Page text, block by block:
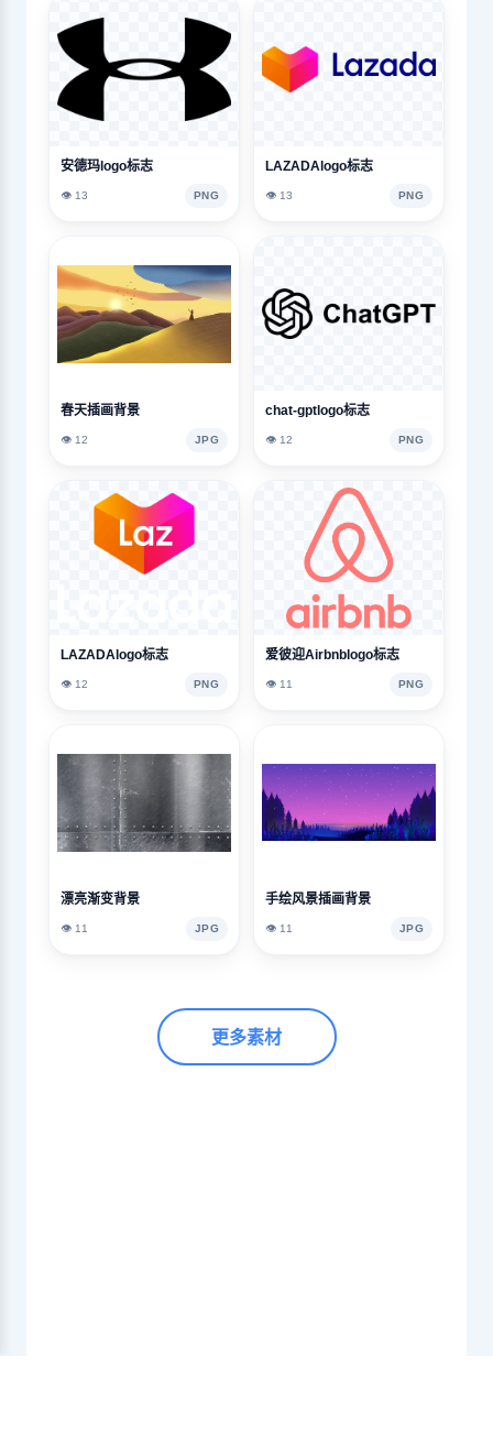
安德玛logo标志
👁️ 13 PNG
LAZADAlogo标志
👁️ 13 PNG
春天插画背景
👁️ 12 JPG
chat-gptlogo标志
👁️ 12 PNG
LAZADAlogo标志
👁️ 12 PNG
爱彼迎Airbnblogo标志
👁️ 11 PNG
漂亮渐变背景
👁️ 11 JPG
手绘风景插画背景
👁️ 11 JPG
更多素材